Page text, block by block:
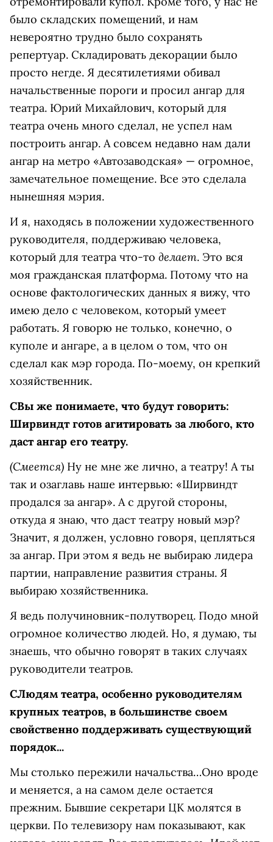
было складских помещений, и нам
невероятно трудно было сохранять
репертуар. Складировать декорации было
просто негде. Я десятилетиями обивал
начальственные пороги и просил ангар для
театра. Юрий Михайлович, который для
театра очень много сделал, не успел нам
построить ангар. А совсем недавно нам дали
ангар на метро «Автозаводская» — огромное,
замечательное помещение. Все это сделала
нынешняя мэрия.
И я, находясь в положении художественного
руководителя, поддерживаю человека,
который для театра что-то делает. Это вся
моя гражданская платформа. Потому что на
основе фактологических данных я вижу, что
имею дело с человеком, который умеет
работать. Я говорю не только, конечно, о
куполе и ангаре, а в целом о том, что он
сделал как мэр города. По-моему, он крепкий
хозяйственник.
СВы же понимаете, что будут говорить:
Ширвиндт готов агитировать за любого, кто
даст ангар его театру.
(Смеется) Ну не мне же лично, а театру! А ты
так и озаглавь наше интервью: «Ширвиндт
продался за ангар». А с другой стороны,
откуда я знаю, что даст театру новый мэр?
Значит, я должен, условно говоря, цепляться
за ангар. При этом я ведь не выбираю лидера
партии, направление развития страны. Я
выбираю хозяйственника.
Я ведь получиновник-полутворец. Подо мной
огромное количество людей. Но, я думаю, ты
знаешь, что обычно говорят в таких случаях
руководители театров.
СЛюдям театра, особенно руководителям
крупных театров, в большинстве своем
свойственно поддерживать существующий
порядок...
Мы столько пережили начальства…Оно вроде
и меняется, а на самом деле остается
прежним. Бывшие секретари ЦК молятся в
церкви. По телевизору нам показывают, как